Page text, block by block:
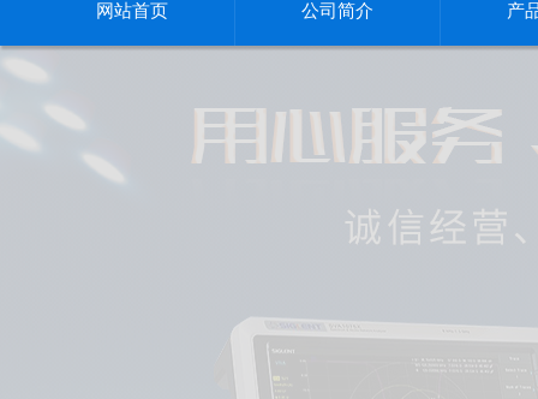
网站首页 公司简介 产